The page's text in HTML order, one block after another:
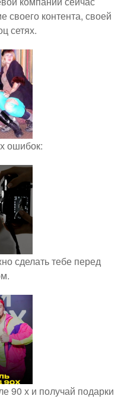
своего контента, своей
сетях.
ошибок:
сделать тебе перед
90 х и получай подарки